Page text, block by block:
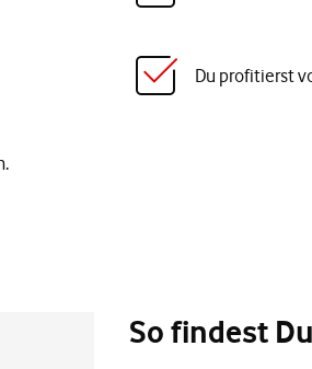
Du profitierst
So findest